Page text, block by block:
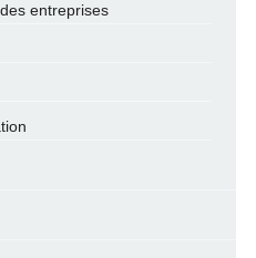
entreprises